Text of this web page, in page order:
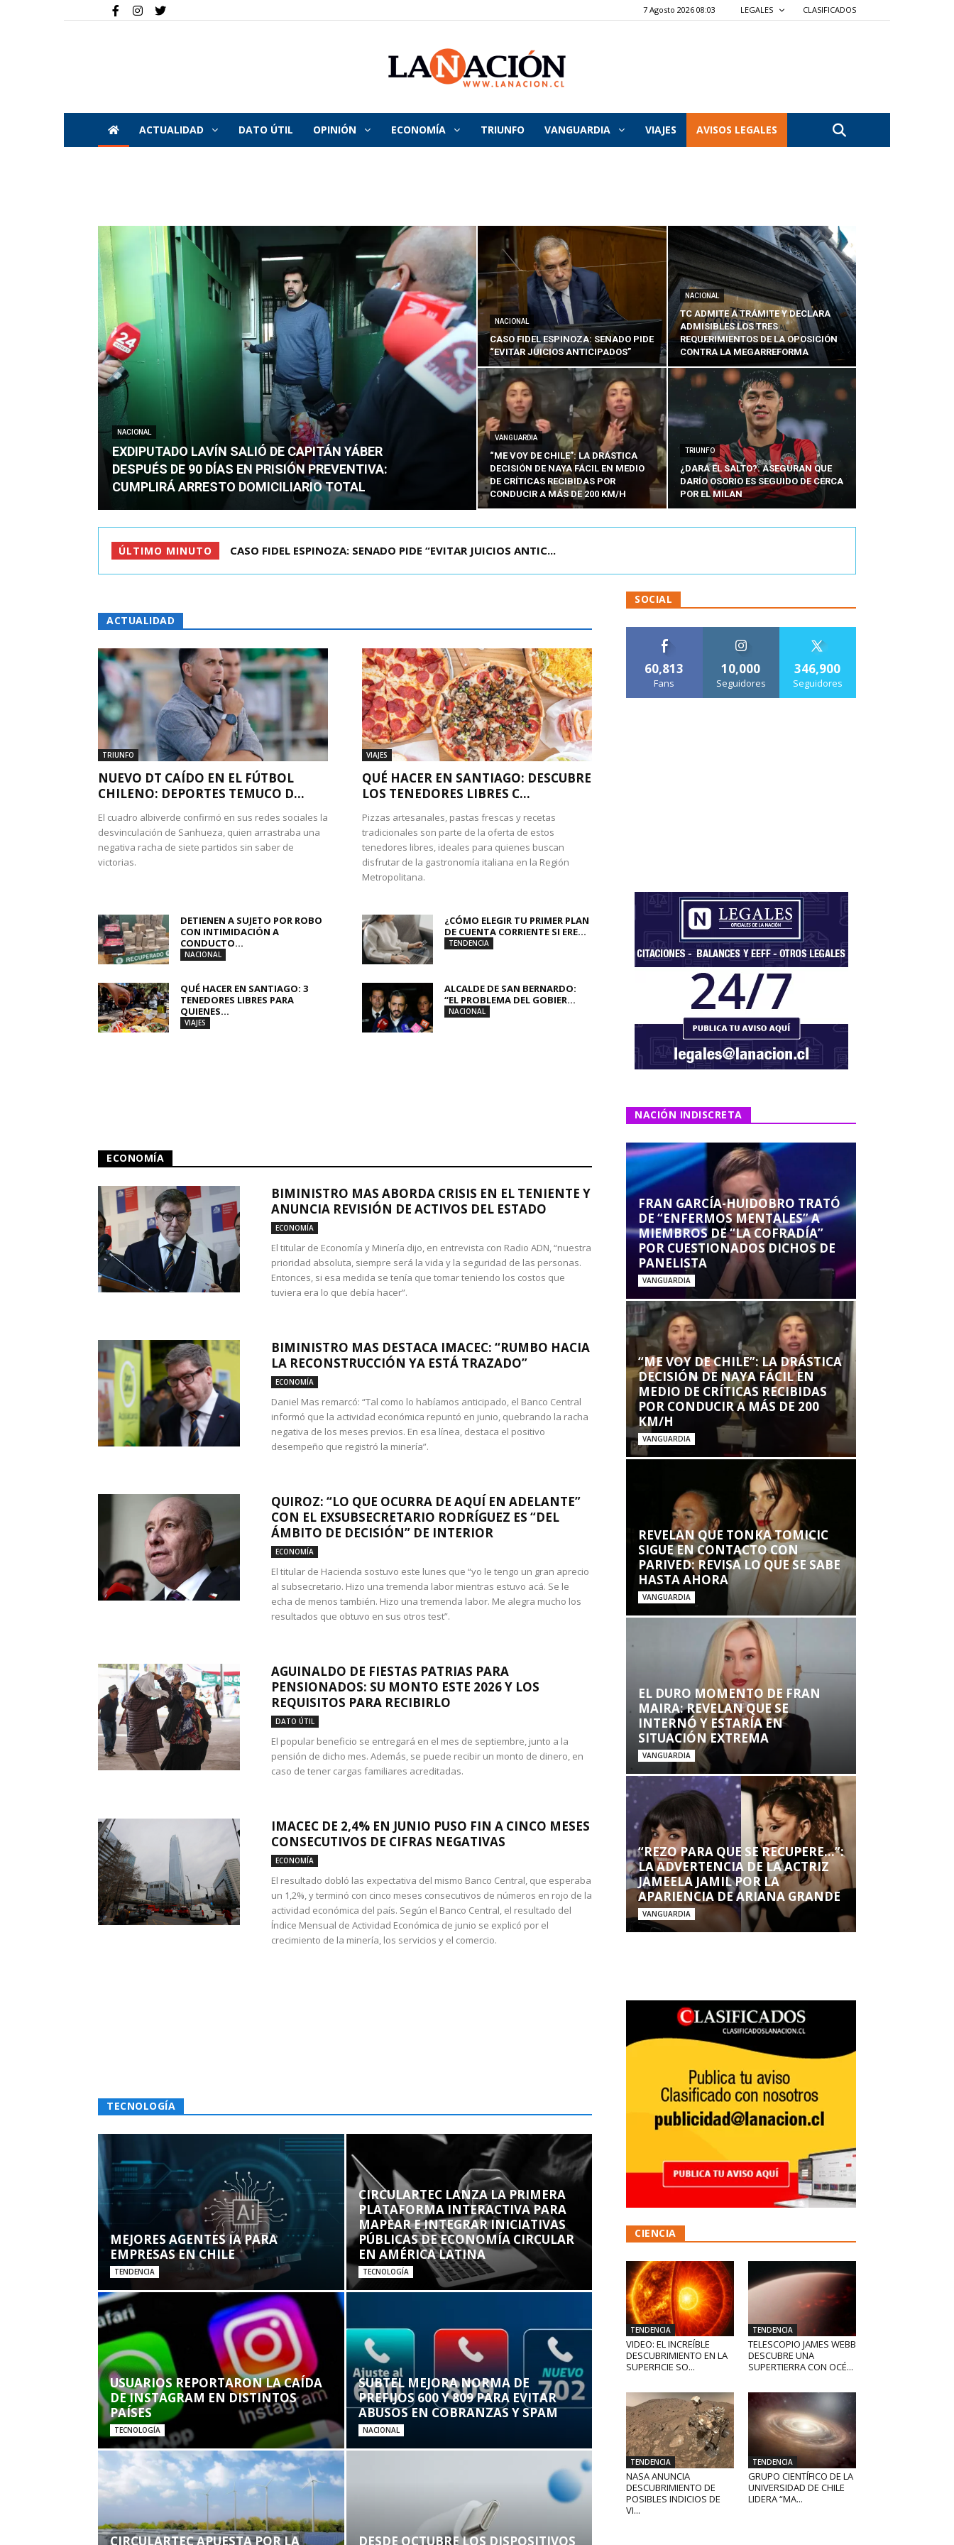
7 Agosto 2026 08:03 LEGALES CLASIFICADOS
La
Nación
ACTUALIDAD DATO ÚTIL OPINIÓN ECONOMÍA TRIUNFO VANGUARDIA VIAJES AVISOS LEGALES
NACIONAL
EXDIPUTADO LAVÍN SALIÓ DE CAPITÁN YÁBER
DESPUÉS DE 90 DÍAS EN PRISIÓN PREVENTIVA:
CUMPLIRÁ ARRESTO DOMICILIARIO TOTAL
NACIONAL
CASO FIDEL ESPINOZA: SENADO PIDE
“EVITAR JUICIOS ANTICIPADOS”
NACIONAL
TC ADMITE A TRÁMITE Y DECLARA
ADMISIBLES LOS TRES
REQUERIMIENTOS DE LA OPOSICIÓN
CONTRA LA MEGARREFORMA
VANGUARDIA
“ME VOY DE CHILE”: LA DRÁSTICA
DECISIÓN DE NAYA FÁCIL EN MEDIO
DE CRÍTICAS RECIBIDAS POR
CONDUCIR A MÁS DE 200 KM/H
TRIUNFO
¿DARÁ EL SALTO?: ASEGURAN QUE
DARÍO OSORIO ES SEGUIDO DE CERCA
POR EL MILAN
ÚLTIMO MINUTO TC ADMITE A TRÁMITE Y DECLARA ADMISIBLES LOS TRES REQU...
ACTUALIDAD
TRIUNFO
NUEVO DT CAÍDO EN EL FÚTBOL
CHILENO: DEPORTES TEMUCO D...
El cuadro albiverde confirmó en sus redes sociales la
desvinculación de Sanhueza, quien arrastraba una
negativa racha de siete partidos sin saber de
victorias.
VIAJES
QUÉ HACER EN SANTIAGO: DESCUBRE
LOS TENEDORES LIBRES C...
Pizzas artesanales, pastas frescas y recetas
tradicionales son parte de la oferta de estos
tenedores libres, ideales para quienes buscan
disfrutar de la gastronomía italiana en la Región
Metropolitana.
DETIENEN A SUJETO POR ROBO
CON INTIMIDACIÓN A
CONDUCTO...
NACIONAL
¿CÓMO ELEGIR TU PRIMER PLAN
DE CUENTA CORRIENTE SI ERE...
TENDENCIA
QUÉ HACER EN SANTIAGO: 3
TENEDORES LIBRES PARA
QUIENES...
VIAJES
ALCALDE DE SAN BERNARDO:
“EL PROBLEMA DEL GOBIER...
NACIONAL
ECONOMÍA
BIMINISTRO MAS ABORDA CRISIS EN EL TENIENTE Y
ANUNCIA REVISIÓN DE ACTIVOS DEL ESTADO
ECONOMÍA
El titular de Economía y Minería dijo, en entrevista con Radio ADN, “nuestra
prioridad absoluta, siempre será la vida y la seguridad de las personas.
Entonces, si esa medida se tenía que tomar teniendo los costos que
tuviera era lo que debía hacer”.
BIMINISTRO MAS DESTACA IMACEC: “RUMBO HACIA
LA RECONSTRUCCIÓN YA ESTÁ TRAZADO”
ECONOMÍA
Daniel Mas remarcó: “Tal como lo habíamos anticipado, el Banco Central
informó que la actividad económica repuntó en junio, quebrando la racha
negativa de los meses previos. En esa línea, destaca el positivo
desempeño que registró la minería”.
QUIROZ: “LO QUE OCURRA DE AQUÍ EN ADELANTE”
CON EL EXSUBSECRETARIO RODRÍGUEZ ES “DEL
ÁMBITO DE DECISIÓN” DE INTERIOR
ECONOMÍA
El titular de Hacienda sostuvo este lunes que “yo le tengo un gran aprecio
al subsecretario. Hizo una tremenda labor mientras estuvo acá. Se le
echa de menos también. Hizo una tremenda labor. Me alegra mucho los
resultados que obtuvo en sus otros test”.
AGUINALDO DE FIESTAS PATRIAS PARA
PENSIONADOS: SU MONTO ESTE 2026 Y LOS
REQUISITOS PARA RECIBIRLO
DATO ÚTIL
El popular beneficio se entregará en el mes de septiembre, junto a la
pensión de dicho mes. Además, se puede recibir un monto de dinero, en
caso de tener cargas familiares acreditadas.
IMACEC DE 2,4% EN JUNIO PUSO FIN A CINCO MESES
CONSECUTIVOS DE CIFRAS NEGATIVAS
ECONOMÍA
El resultado dobló las expectativa del mismo Banco Central, que esperaba
un 1,2%, y terminó con cinco meses consecutivos de números en rojo de la
actividad económica del país. Según el Banco Central, el resultado del
Índice Mensual de Actividad Económica de junio se explicó por el
crecimiento de la minería, los servicios y el comercio.
TECNOLOGÍA
MEJORES AGENTES IA PARA
EMPRESAS EN CHILE
TENDENCIA
CIRCULARTEC LANZA LA PRIMERA
PLATAFORMA INTERACTIVA PARA
MAPEAR E INTEGRAR INICIATIVAS
PÚBLICAS DE ECONOMÍA CIRCULAR
EN AMÉRICA LATINA
TECNOLOGÍA
USUARIOS REPORTARON LA CAÍDA
DE INSTAGRAM EN DISTINTOS
PAÍSES
TECNOLOGÍA
SUBTEL MEJORA NORMA DE
PREFIJOS 600 Y 809 PARA EVITAR
ABUSOS EN COBRANZAS Y SPAM
NACIONAL
CIRCULARTEC APUESTA POR LA DESDE OCTUBRE LOS DISPOSITIVOS
SOCIAL
60,813
Fans
10,000
Seguidores
346,900
Seguidores
NACIÓN INDISCRETA
FRAN GARCÍA-HUIDOBRO TRATÓ
DE “ENFERMOS MENTALES” A
MIEMBROS DE “LA COFRADÍA”
POR CUESTIONADOS DICHOS DE
PANELISTA
VANGUARDIA
“ME VOY DE CHILE”: LA DRÁSTICA
DECISIÓN DE NAYA FÁCIL EN
MEDIO DE CRÍTICAS RECIBIDAS
POR CONDUCIR A MÁS DE 200
KM/H
VANGUARDIA
REVELAN QUE TONKA TOMICIC
SIGUE EN CONTACTO CON
PARIVED: REVISA LO QUE SE SABE
HASTA AHORA
VANGUARDIA
EL DURO MOMENTO DE FRAN
MAIRA: REVELAN QUE SE
INTERNÓ Y ESTARÍA EN
SITUACIÓN EXTREMA
VANGUARDIA
“REZO PARA QUE SE RECUPERE…”:
LA ADVERTENCIA DE LA ACTRIZ
JAMEELA JAMIL POR LA
APARIENCIA DE ARIANA GRANDE
VANGUARDIA
CIENCIA
TENDENCIA
VIDEO: EL INCREÍBLE
DESCUBRIMIENTO EN LA
SUPERFICIE SO...
TENDENCIA
TELESCOPIO JAMES WEBB
DESCUBRE UNA
SUPERTIERRA CON OCÉ...
TENDENCIA
NASA ANUNCIA
DESCUBRIMIENTO DE
POSIBLES INDICIOS DE
VI...
TENDENCIA
GRUPO CIENTÍFICO DE LA
UNIVERSIDAD DE CHILE
LIDERA “MA...